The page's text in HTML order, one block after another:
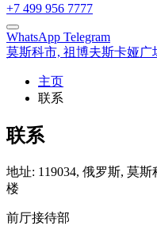
+7 499 956 7777
WhatsApp Telegram
莫斯科市, 祖博夫斯卡娅广
主页
联系
联系
地址: 119034, 俄罗斯, 莫斯
楼
前厅接待部